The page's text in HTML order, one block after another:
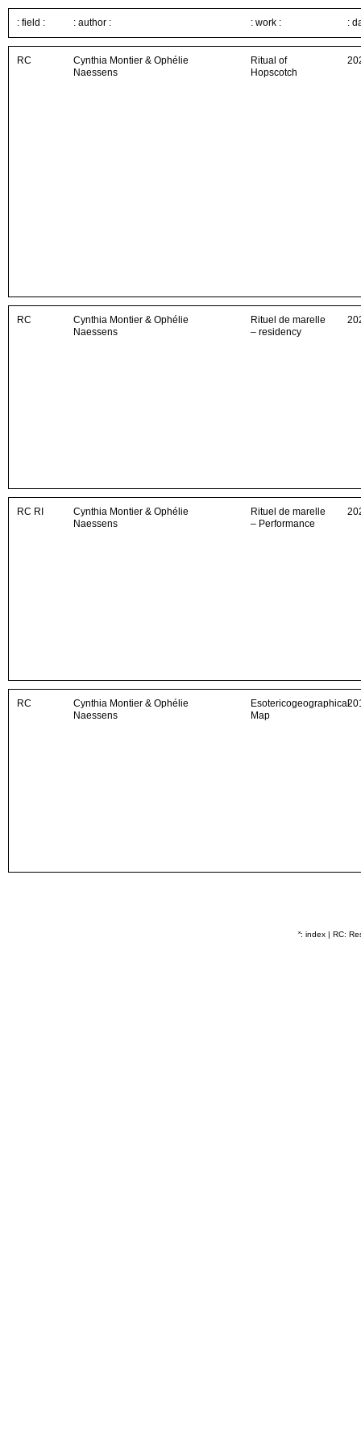
: field : : author : : work : :
RC
Cynthia Montier & Ophélie
Naessens
Ritual of
Hopscotch
RC
Cynthia Montier & Ophélie
Naessens
Rituel de marelle
– residency
RC RI
Cynthia Montier & Ophélie
Naessens
Rituel de marelle
– Performance
RC
Cynthia Montier & Ophélie
Naessens
Esotericogeographical
Map
˟: index| RC: